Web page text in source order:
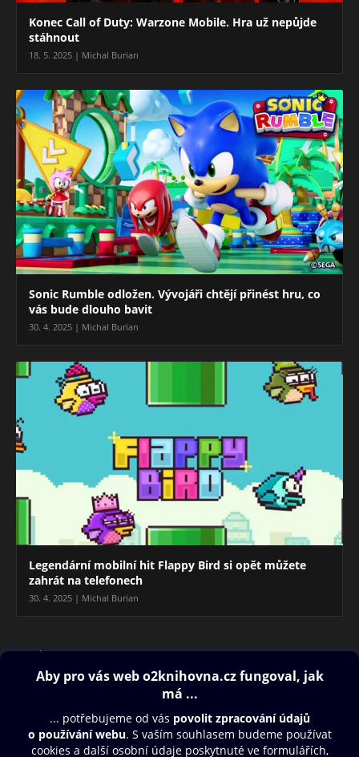
Konec Call of Duty: Warzone Mobile. Hra už nepůjde
stáhnout
18. 5. 2025 | Michal Burian
Sonic Rumble odložen. Vývojáři chtějí přinést hru, co
vás bude dlouho bavit
30. 4. 2025 | Michal Burian
Legendární mobilní hit Flappy Bird si opět můžete
zahrát na telefonech
30. 4. 2025 | Michal Burian
Blog
Obsah ke stažení